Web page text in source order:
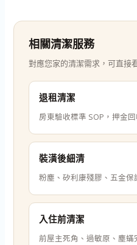
相關清潔服務
對應您家的清潔需求，可直接
退租清潔
房東驗收標準 SOP，押金回
裝潢後細清
粉塵、矽利康殘膠、五金保
入住前清潔
前屋主死角、過敏原、塵蟎